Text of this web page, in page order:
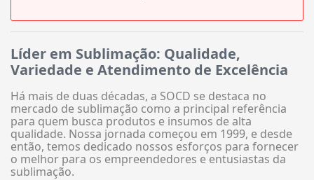
Líder em Sublimação: Qualidade,
Variedade e Atendimento de Excelência
Há mais de duas décadas, a SOCD se destaca no
mercado de sublimação como a principal referência
para quem busca produtos e insumos de alta
qualidade. Nossa jornada começou em 1999, e desde
então, temos dedicado nossos esforços para fornecer
o melhor para os empreendedores e entusiastas da
sublimação.